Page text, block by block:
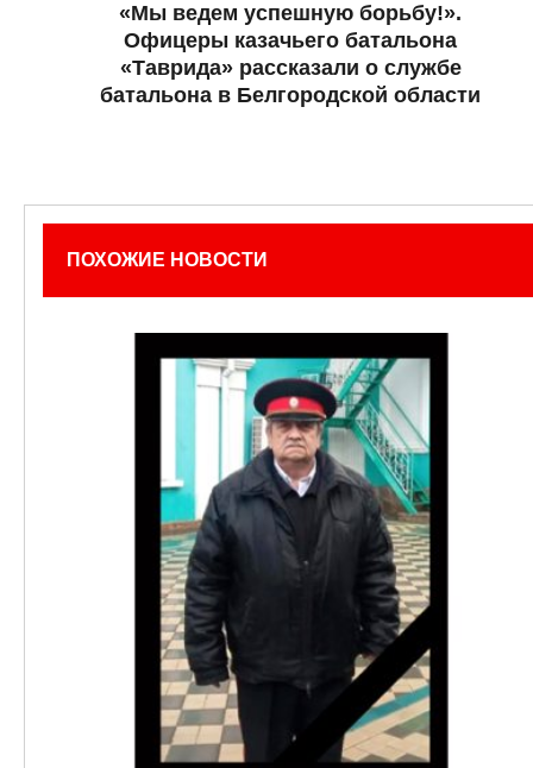
«Мы ведем успешную борьбу!».
Офицеры казачьего батальона
«Таврида» рассказали о службе
батальона в Белгородской области
ПОХОЖИЕ НОВОСТИ